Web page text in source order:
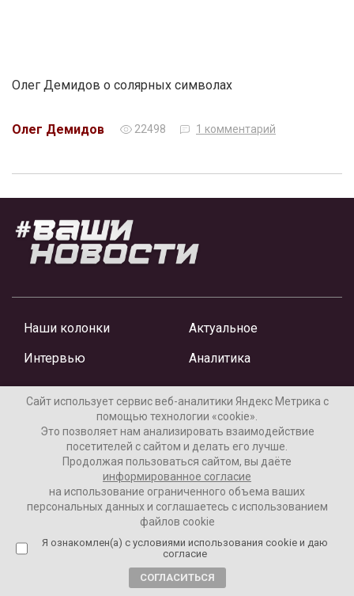
Олег Демидов о солярных символах
Олег Демидов 22498 1 комментарий
Наши колонки
Интервью
Актуальное
Аналитика
Новости
Колумнисты
Материалы предоставлены редакцией Интернет-газеты
Сайт использует сервис веб-аналитики Яндекс Метрика с
помощью технологии «cookie».
Это позволяет нам анализировать взаимодействие
посетителей с сайтом и делать его лучше.
Продолжая пользоваться сайтом, вы даёте
информированное согласие
на использование ограниченного объема ваших
персональных данных и соглашаетесь с использованием
файлов cookie
Я ознакомлен(а) с условиями использования cookie и даю
согласие
СОГЛАСИТЬСЯ